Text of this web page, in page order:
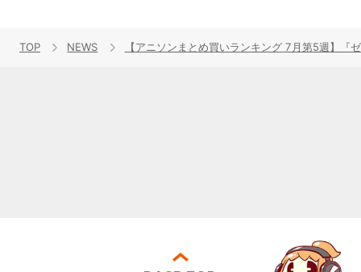
TOP NEWS 【アニソンまとめ買いランキング 7月第5週】